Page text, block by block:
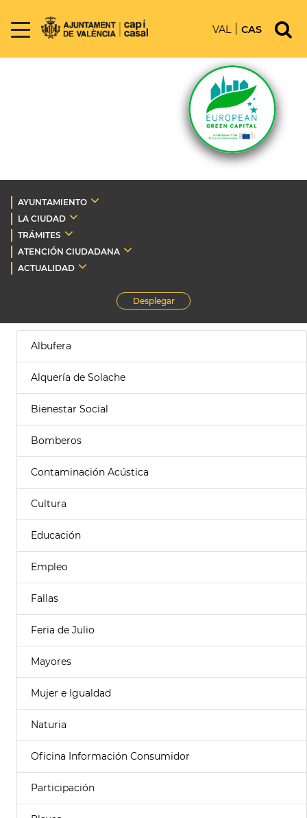
VAL CAS
AYUNTAMIENTO
LA CIUDAD
TRÁMITES
ATENCIÓN CIUDADANA
ACTUALIDAD
Desplegar
Albufera
Alquería de Solache
Bienestar Social
Bomberos
Contaminación Acústica
Cultura
Educación
Empleo
Fallas
Feria de Julio
Mayores
Mujer e Igualdad
Naturia
Oficina Información Consumidor
Participación